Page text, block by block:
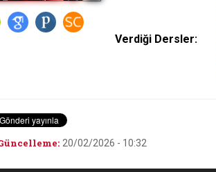
Verdiği Dersler:
20/02/2026 - 10:32